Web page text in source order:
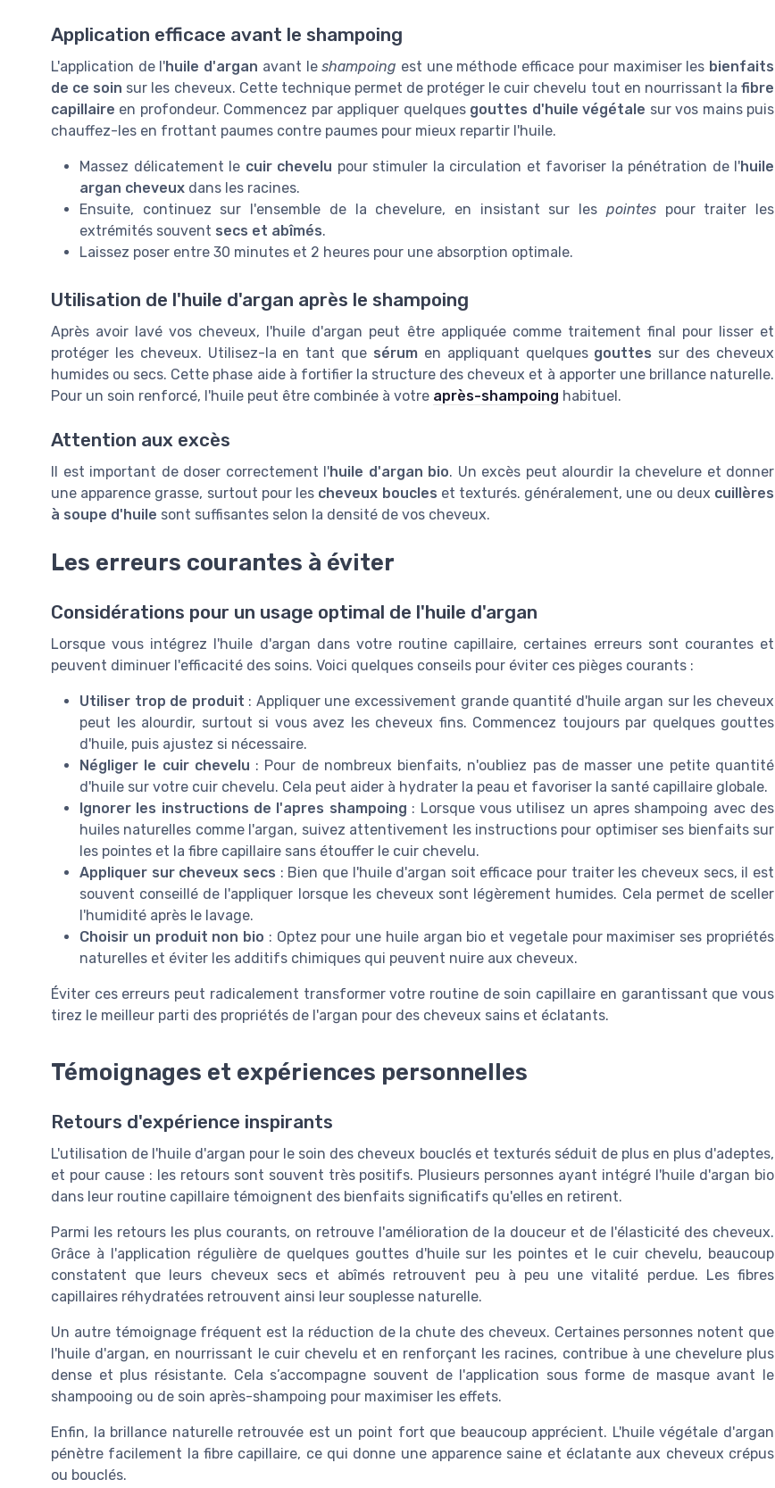
Application efficace avant le shampoing
L'application de l'huile d'argan avant leshampoing est une méthode efficace pour maximiser les bienfaits
de ce soin sur les cheveux. Cette technique permet de protéger le cuir chevelu tout en nourrissant lafibre
capillaire en profondeur. Commencez par appliquer quelques gouttes d'huile végétale sur vos mains puis
chauffez-les en frottant paumes contre paumes pour mieux repartir l'huile.
Massez délicatement le cuir chevelu pour stimuler la circulation et favoriser la pénétration de l'huile
argan cheveux dans les racines.
Ensuite, continuez sur l'ensemble de la chevelure, en insistant sur les pointespour traiter les
extrémités souvent secs et abîmés.
Laissez poser entre 30 minutes et 2 heures pour une absorption optimale.
Utilisation de l'huile d'argan après le shampoing
Après avoir lavé vos cheveux, l'huile d'argan peut être appliquée comme traitement final pour lisser et
protéger les cheveux. Utilisez-la en tant que sérum en appliquant quelques gouttes sur des cheveux
humides ou secs. Cette phase aide à fortifier la structure des cheveux et à apporter une brillance naturelle.
Pour un soin renforcé, l'huile peut être combinée à votre après-shampoing habituel.
Attention aux excès
Il est important de doser correctement l'huile d'argan bio. Un excès peut alourdir la chevelure et donner
une apparence grasse, surtout pour les cheveux boucles et texturés. généralement, une ou deux cuillères
à soupe d'huile sont suffisantes selon la densité de vos cheveux.
Les erreurs courantes à éviter
Considérations pour un usage optimal de l'huile d'argan
Lorsque vous intégrez l'huile d'argan dans votre routine capillaire, certaines erreurs sont courantes et
peuvent diminuer l'efficacité des soins. Voici quelques conseils pour éviter ces pièges courants :
Utiliser trop de produit : Appliquer une excessivement grande quantité d'huile argan sur les cheveux
peut les alourdir, surtout si vous avez les cheveux fins. Commencez toujours par quelques gouttes
d'huile, puis ajustez si nécessaire.
Négliger le cuir chevelu : Pour de nombreux bienfaits, n'oubliez pas de masser une petite quantité
d'huile sur votre cuir chevelu. Cela peut aider à hydrater la peau et favoriser la santé capillaire globale.
Ignorer les instructions de l'apres shampoing : Lorsque vous utilisez un apres shampoing avec des
huiles naturelles comme l'argan, suivez attentivement les instructions pour optimiser ses bienfaits sur
les pointes et la fibre capillaire sans étouffer le cuir chevelu.
Appliquer sur cheveux secs : Bien que l'huile d'argan soit efficace pour traiter les cheveux secs, il est
souvent conseillé de l'appliquer lorsque les cheveux sont légèrement humides. Cela permet de sceller
l'humidité après le lavage.
Choisir un produit non bio : Optez pour une huile argan bio et vegetale pour maximiser ses propriétés
naturelles et éviter les additifs chimiques qui peuvent nuire aux cheveux.
Éviter ces erreurs peut radicalement transformer votre routine de soin capillaire en garantissant que vous
tirez le meilleur parti des propriétés de l'argan pour des cheveux sains et éclatants.
Témoignages et expériences personnelles
Retours d'expérience inspirants
L'utilisation de l'huile d'argan pour le soin des cheveux bouclés et texturés séduit de plus en plus d'adeptes,
et pour cause : les retours sont souvent très positifs. Plusieurs personnes ayant intégré l'huile d'argan bio
dans leur routine capillaire témoignent des bienfaits significatifs qu'elles en retirent.
Parmi les retours les plus courants, on retrouve l'amélioration de la douceur et de l'élasticité des cheveux.
Grâce à l'application régulière de quelques gouttes d'huile sur les pointes et le cuir chevelu, beaucoup
constatent que leurs cheveux secs et abîmés retrouvent peu à peu une vitalité perdue. Les fibres
capillaires réhydratées retrouvent ainsi leur souplesse naturelle.
Un autre témoignage fréquent est la réduction de la chute des cheveux. Certaines personnes notent que
l'huile d'argan, en nourrissant le cuir chevelu et en renforçant les racines, contribue à une chevelure plus
dense et plus résistante. Cela s’accompagne souvent de l'application sous forme de masque avant le
shampooing ou de soin après-shampoing pour maximiser les effets.
Enfin, la brillance naturelle retrouvée est un point fort que beaucoup apprécient. L'huile végétale d'argan
pénètre facilement la fibre capillaire, ce qui donne une apparence saine et éclatante aux cheveux crépus
ou bouclés.